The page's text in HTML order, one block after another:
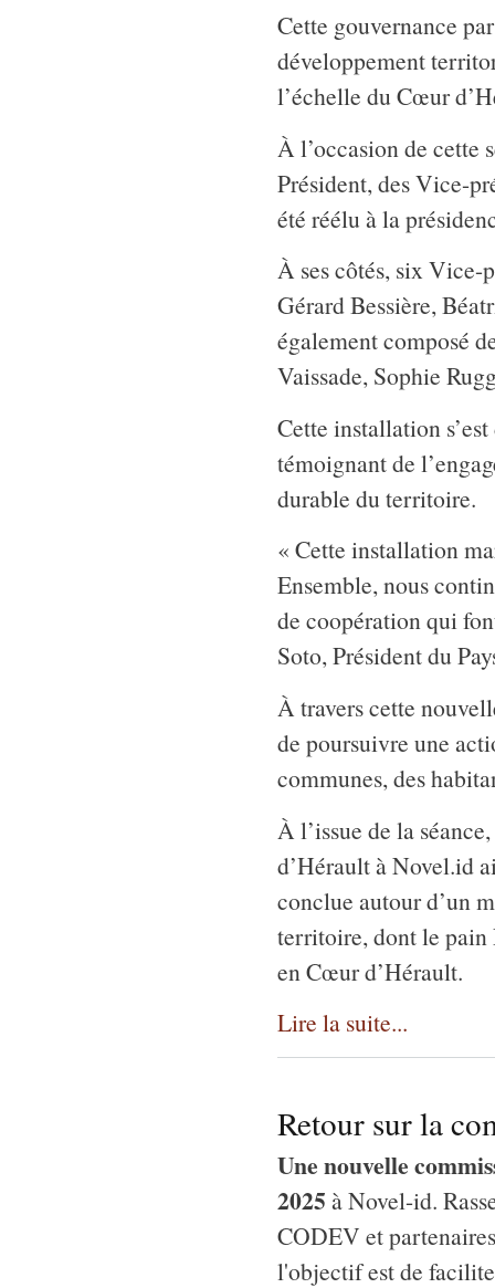
Cette gouvernance
développement
l’échelle du Cœur
À l’occasion de cette
Président, des Vice-
été réélu à la
À ses côtés, six Vice-
Gérard Bessière,
également composé
Vaissade, Sophie
Cette installation
témoignant de
durable du territoire.
« Cette installation
Ensemble, nous
de coopération qui
Soto, Président du
À travers cette
de poursuivre une
communes, des
À l’issue de la
d’Hérault à Novel.id
conclue autour d’un
territoire, dont le pain
en Cœur d’Hérault.
Lire la suite...
Retour sur la
Une nouvelle
2025 à Novel-id.
CODEV et
l'objectif est de